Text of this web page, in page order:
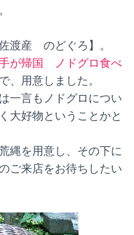
渡産 のどぐろ】。
手が帰国 ノドグロ食べ
、用意しました。
一言もノドグロについ
大好物ということかと
縄を用意し、その下に
ご来店をお待ちしたい